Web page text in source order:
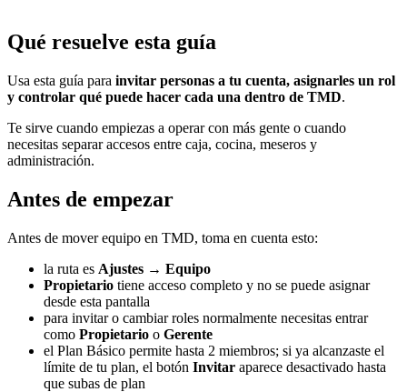
Qué resuelve esta guía
Usa esta guía para invitar personas a tu cuenta, asignarles un rol
y controlar qué puede hacer cada una dentro de TMD.
Te sirve cuando empiezas a operar con más gente o cuando
necesitas separar accesos entre caja, cocina, meseros y
administración.
Antes de empezar
Antes de mover equipo en TMD, toma en cuenta esto:
la ruta es Ajustes → Equipo
Propietario tiene acceso completo y no se puede asignar
desde esta pantalla
para invitar o cambiar roles normalmente necesitas entrar
como Propietario o Gerente
el Plan Básico permite hasta 2 miembros; si ya alcanzaste el
límite de tu plan, el botón Invitar aparece desactivado hasta
que subas de plan